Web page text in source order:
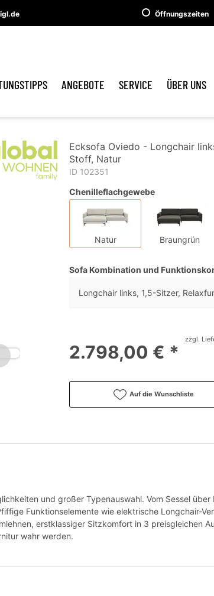
Öffnungszeiten
ANGEBOTE SERVICE ÜBER UNS
Ecksofa Oviedo - Longchair
Stoff, Natur
ID 102351
Chenilleflachgewebe
Natur Braungrün
Sofa Kombination und
Longchair links, 1,5-Sitzer,
2.798,00 € *
zzgl.
Auf die Wunschliste
und großer Typenauswahl. Vom Sessel
Funktionselemente wie elektrische Longchair-
erstklassiger Sitzkomfort in 3 preisgleichen
wahr werden.